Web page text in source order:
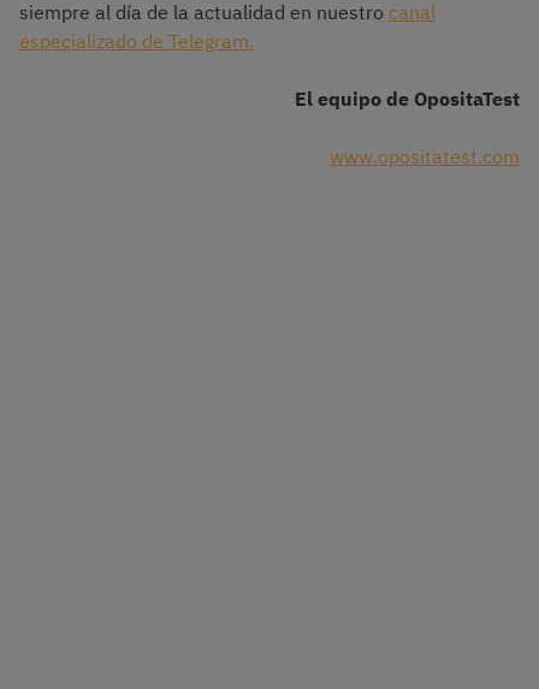
siempre al día de la actualidad en nuestro canal
especializado de Telegram.
El equipo de OpositaTest
www.opositatest.com